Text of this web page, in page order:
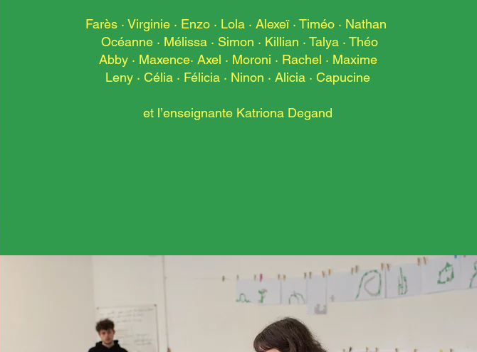
Farès · Virginie · Enzo · Lola · Alexeï · Timéo · Nathan
Océanne · Mélissa · Simon · Killian · Talya · Théo
Abby · Maxence· Axel · Moroni · Rachel · Maxime
Leny · Célia · Félicia · Ninon · Alicia · Capucine
et l’enseignante Katriona Degand